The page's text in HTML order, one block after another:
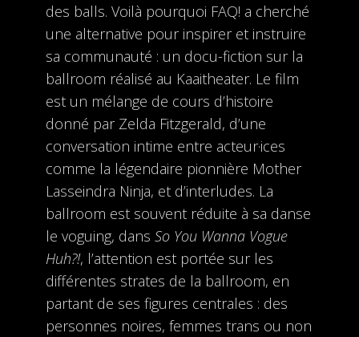
des balls. Voilà pourquoi FAQ! a cherché
une alternative pour inspirer et instruire
sa communauté : un docu-fiction sur la
ballroom réalisé au Kaaitheater. Le film
est un mélange de cours d’histoire
donné par Zelda Fitzgerald, d’une
conversation intime entre acteur·ices
comme la légendaire pionnière Mother
Lasseindra Ninja, et d’interludes. La
ballroom est souvent réduite à sa danse
le voguing, dans So You Wanna Vogue
Huh?!, l’attention est portée sur les
différentes strates de la ballroom, en
partant de ses figures centrales : des
personnes noires, femmes trans ou non